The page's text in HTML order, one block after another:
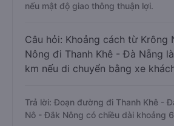
nếu mật độ giao thông thuận lợi.
Câu hỏi: Khoảng cách từ Krông
Nông đi Thanh Khê - Đà Nẵng
km nếu di chuyển bằng xe
Trả lời: Đoạn đường đi Thanh Khê -
Nô - Đắk Nông có chiều dài khoảng